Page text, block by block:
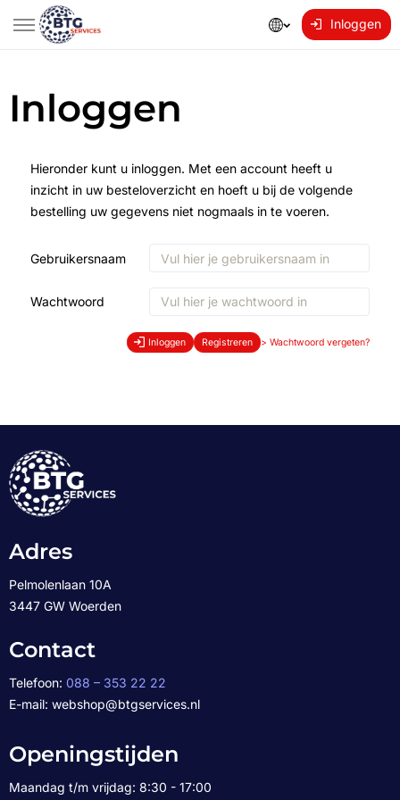
Inloggen
Inloggen
Hieronder kunt u inloggen. Met een account heeft u
inzicht in uw besteloverzicht en hoeft u bij de volgende
bestelling uw gegevens niet nogmaals in te voeren.
Gebruikersnaam
Wachtwoord
Inloggen Registreren > Wachtwoord vergeten?
Adres
Pelmolenlaan 10A
3447 GW Woerden
Contact
Telefoon: 088 – 353 22 22
E-mail: webshop@btgservices.nl
Openingstijden
Maandag t/m vrijdag: 8:30 - 17:00